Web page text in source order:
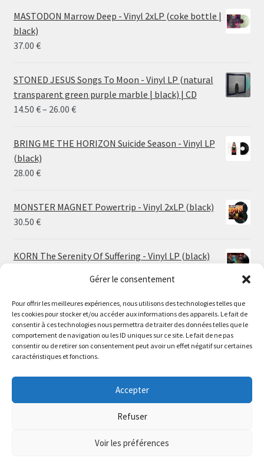
Gérer le consentement
Pour offrir les meilleures expériences, nous utilisons des technologies telles que
les cookies pour stocker et/ou accéder aux informations des appareils. Le fait de
consentir à ces technologies nous permettra de traiter des données telles que le
comportement de navigation ou les ID uniques sur ce site. Le fait de ne pas
consentir ou de retirer son consentement peut avoir un effet négatif sur certaines
caractéristiques et fonctions.
Accepter
Refuser
Voir les préférences
Le magasin de Lyon sera fermé du 30 juillet au 17 août
inclus. Les commandes seront expédiées à partir du 18
The physical record shop will be closed from july 30th to
august 17th included. Online orders will start shipping on
august 18th.
MASTODON Marrow Deep - Vinyl 2xLP (coke bottle |
black)
37.00 €
STONED JESUS Songs To Moon - Vinyl LP (natural
transparent green purple marble | black) | CD
14.50 €– 26.00 €Price
14.50 €
BRING ME THE HORIZON Suicide Season - Vinyl LP
(black)
28.00 €
MONSTER MAGNET Powertrip - Vinyl 2xLP (black)
30.50 €
KORN The Serenity Of Suffering - Vinyl LP (black)
HO99O9 Tomorrow We Escape - Vinyl LP (picture
disc)
25.00€
through